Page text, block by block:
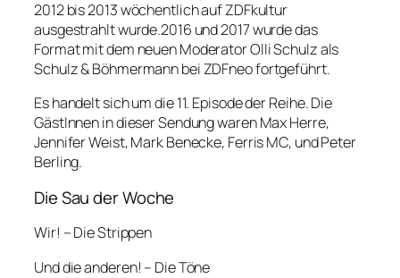
2012 bis 2013 wöchentlich auf ZDFkultur
ausgestrahlt wurde.2016 und 2017 wurde das
Format mit dem neuen Moderator Olli Schulz als
Schulz & Böhmermann bei ZDFneo fortgeführt.
Es handelt sich um die 11. Episode der Reihe. Die
GästInnen in dieser Sendung waren Max Herre,
Jennifer Weist, Mark Benecke, Ferris MC, und Peter
Berling.
Die Sau der Woche
Wir! – Die Strippen
Und die anderen! – Die Töne